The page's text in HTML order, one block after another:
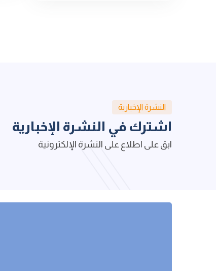
النشرة الإخبارية
اشترك في النشرة الإخبارية
ابق على اطلاع على النشرة الإلكترونية